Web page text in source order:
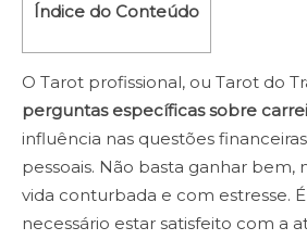
Índice do Conteúdo
O Tarot profissional, ou Tarot do
perguntas específicas sobre
influência nas questões
pessoais. Não basta ganhar bem,
vida conturbada e com estresse.
necessário estar satisfeito com a